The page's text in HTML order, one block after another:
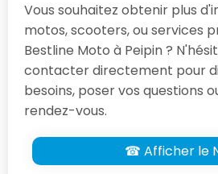
Vous souhaitez obtenir plus
motos, scooters, ou services
Bestline Moto à Peipin ?
contacter directement pour
besoins, poser vos questions
rendez-vous.
☎ Afficher le